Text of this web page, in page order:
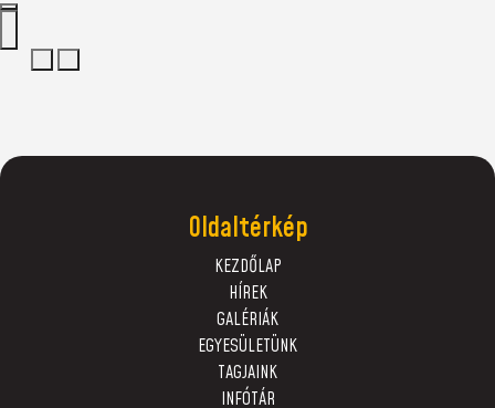
Oldaltérkép
KEZDŐLAP
HÍREK
GALÉRIÁK
EGYESÜLETÜNK
TAGJAINK
INFÓTÁR